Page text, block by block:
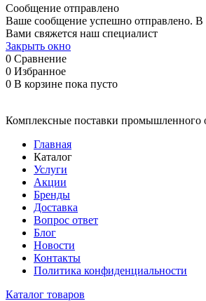
Сообщение отправлено
Ваше сообщение успешно отправлено.
Вами свяжется наш специалист
Закрыть окно
0 Сравнение
0 Избранное
0 В корзине пока пусто
Комплексные поставки промышленного
Главная
Каталог
Услуги
Акции
Бренды
Доставка
Вопрос ответ
Блог
Новости
Контакты
Политика конфиденциальности
Каталог товаров